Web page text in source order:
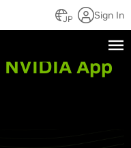
JP Sign In
NVIDIA App